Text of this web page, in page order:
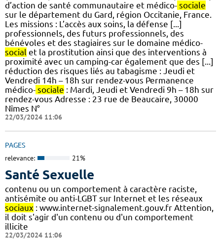
d’action de santé communautaire et médico- sociale
sur le département du Gard, région Occitanie, France.
Les missions : L’accès aux soins, la défense [...]
professionnels, des futurs professionnels, des
bénévoles et des stagiaires sur le domaine médico-
social et la prostitution ainsi que des interventions à
proximité avec un camping-car également que des [...]
réduction des risques liés au tabagisme : Jeudi et
Vendredi 14h – 18h sur rendez-vous Permanence
médico- sociale : Mardi, Jeudi et Vendredi 9h – 18h sur
rendez-vous Adresse : 23 rue de Beaucaire, 30000
Nîmes N°
22/03/2024 11:06
PAGES
relevance: 21%
Santé Sexuelle
contenu ou un comportement à caractère raciste,
antisémite ou anti-LGBT sur Internet et les réseaux
sociaux : www.internet-signalement.gouv.fr Attention,
il doit s'agir d'un contenu ou d'un comportement
illicite
22/03/2024 11:06